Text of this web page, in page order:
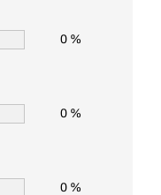
0 %
0 %
0 %